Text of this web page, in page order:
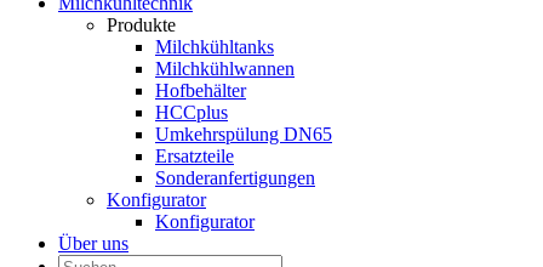
Produkte
Milchkühltanks
Milchkühlwannen
Hofbehälter
HCCplus
Umkehrspülung DN65
Ersatzteile
Sonderanfertigungen
Konfigurator
Konfigurator
Über uns